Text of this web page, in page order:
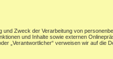
Zweck der Verarbeitung von
und Inhalte sowie externen
„Verantwortlicher“ verweisen wir auf die